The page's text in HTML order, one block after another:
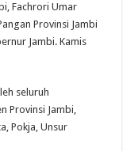
Fachrori Umar
Provinsi Jambi
Jambi. Kamis
seluruh
Provinsi Jambi,
Pokja, Unsur